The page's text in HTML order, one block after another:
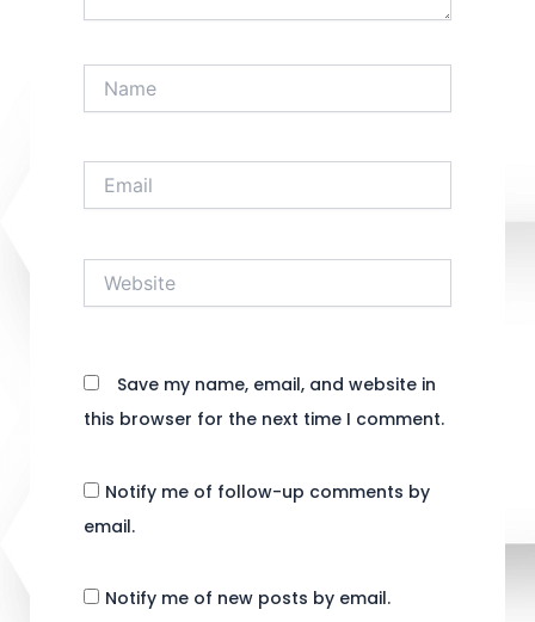
Email
Save my name, email, and website in
this browser for the next time I comment.
Notify me of follow-up comments by
email.
Notify me of new posts by email.